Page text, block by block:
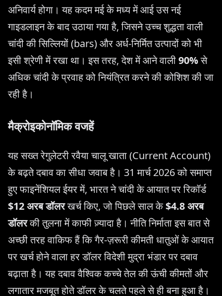
अनिवार्य होगा। यह कदम मई के मध्य में आई उस नई
गाइडलाइन के बाद उठाया गया है, जिसने उच्च शुद्धता वाली
चांदी की सिल्लियों (bars) और अर्ध-निर्मित उत्पादों को भी
इसी श्रेणी में रखा था। इस तरह, देश में आने वाली90%से
अधिक चांदी के प्रवाह को नियंत्रित करने की कोशिश की जा
रही है।
मैक्रोइकोनॉमिक वजहें
यह सख्त रेगुलेटरी रवैया चालू खाता (Current Account)
के बढ़ते दबाव का सीधा जवाब है। 31 मार्च 2026 को समाप्त
हुए फाइनेंशियल ईयर में, भारत ने चांदी के आयात पर रिकॉर्ड
$12 अरब डॉलरखर्च किए, जो पिछले साल के$4.8 अरब
डॉलरकी तुलना में काफी ज़्यादा है। नीति निर्माता इस बात से
अच्छी तरह वाकिफ हैं कि गैर-ज़रूरी कीमती धातुओं के आयात
पर खर्च होने वाला हर डॉलर विदेशी मुद्रा भंडार पर दबाव
बढ़ाता है। यह दबाव वैश्विक कच्चे तेल की ऊंची कीमतों और
लगातार मजबूत होते डॉलर के चलते पहले से ही बना हुआ है।